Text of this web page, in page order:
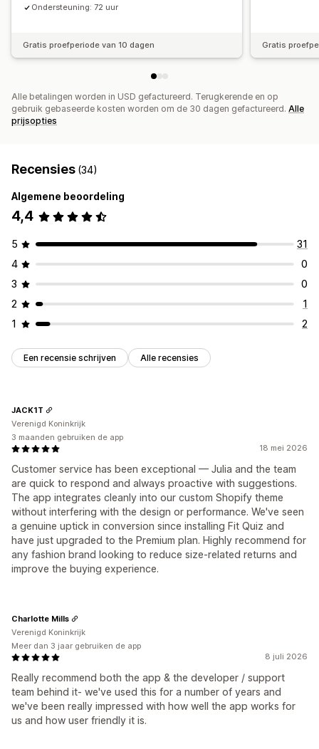
Ondersteuning: 72 uur
Gratis proefperiode van 10 dagen Gratis
Alle betalingen worden in USD gefactureerd. Terugkerende en op
gebruik gebaseerde kosten worden om de 30 dagen gefactureerd. Alle
prijsopties
Recensies (34)
Algemene beoordeling
4,4
5
31
4
0
3
0
2
1
1
2
Een recensie schrijven Alle recensies
18 mei 2026
Customer service has been exceptional — Julia and the team
are quick to respond and always proactive with suggestions.
The app integrates cleanly into our custom Shopify theme
without interfering with the design or performance. We've seen
a genuine uptick in conversion since installing Fit Quiz and
have just upgraded to the Premium plan. Highly recommend for
any fashion brand looking to reduce size-related returns and
improve the buying experience.
JACK1T
Verenigd Koninkrijk
3 maanden gebruiken de app
8 juli 2026
Really recommend both the app & the developer / support
team behind it- we've used this for a number of years and
we've been really impressed with how well the app works for
us and how user friendly it is.
Charlotte Mills
Verenigd Koninkrijk
Meer dan 3 jaar gebruiken de app